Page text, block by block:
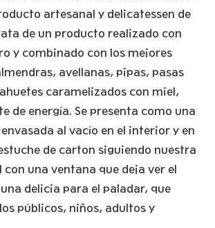
artesanal y delicatessen de
de un producto realizado con
y combinado con los mejores
avellanas, pipas, pasas
caramelizados con miel,
de energía. Se presenta como una
al vacío en el interior y en
de carton siguiendo nuestra
con una ventana que deja ver el
delicia para el paladar, que
públicos, niños, adultos y